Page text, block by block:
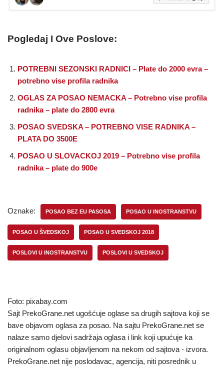
Pogledaj I Ove Poslove:
POTREBNI SEZONSKI RADNICI – Plate do 2000 evra –
potrebno vise profila radnika
OGLAS ZA POSAO NEMACKA – Potrebno vise profila
radnika – plate do 2800 evra
POSAO SVEDSKA – POTREBNO VISE RADNIKA –
PLATA DO 3500E
POSAO U SLOVACKOJ 2019 – Potrebno vise profila
radnika – plate do 900e
Oznake: POSAO BEZ EU PASOSA POSAO U INOSTRANSTVU
POSAO U ŠVEDSKOJ POSAO U SVEDSKOJ 2018
POSLOVI U INOSTRANSTVU POSLOVI U SVEDSKOJ
Foto: pixabay.com
Sajt PrekoGrane.net ugošćuje oglase sa drugih sajtova koji se
bave objavom oglasa za posao. Na sajtu PrekoGrane.net se
nalaze samo djelovi sadržaja oglasa i link koji upućuje ka
originalnom oglasu objavljenom na nekom od sajtova - izvora.
PrekoGrane.net nije poslodavac, agencija, niti posrednik u